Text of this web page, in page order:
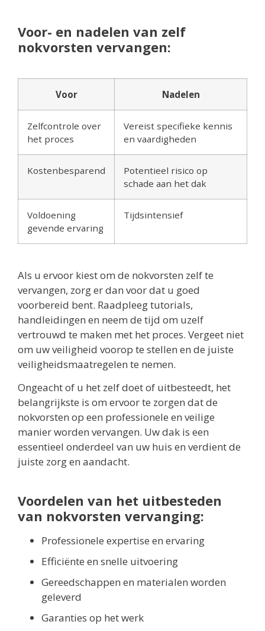
Voor- en nadelen van zelf
nokvorsten vervangen:
Voor Nadelen
Zelfcontrole over
het proces
Vereist specifieke kennis
en vaardigheden
Kostenbesparend
Potentieel risico op
schade aan het dak
Voldoening
gevende ervaring
Tijdsintensief
Als u ervoor kiest om de nokvorsten zelf te
vervangen, zorg er dan voor dat u goed
voorbereid bent. Raadpleeg tutorials,
handleidingen en neem de tijd om uzelf
vertrouwd te maken met het proces. Vergeet niet
om uw veiligheid voorop te stellen en de juiste
veiligheidsmaatregelen te nemen.
Ongeacht of u het zelf doet of uitbesteedt, het
belangrijkste is om ervoor te zorgen dat de
nokvorsten op een professionele en veilige
manier worden vervangen. Uw dak is een
essentieel onderdeel van uw huis en verdient de
juiste zorg en aandacht.
Voordelen van het uitbesteden
van nokvorsten vervanging:
Professionele expertise en ervaring
Efficiënte en snelle uitvoering
Gereedschappen en materialen worden
geleverd
Garanties op het werk